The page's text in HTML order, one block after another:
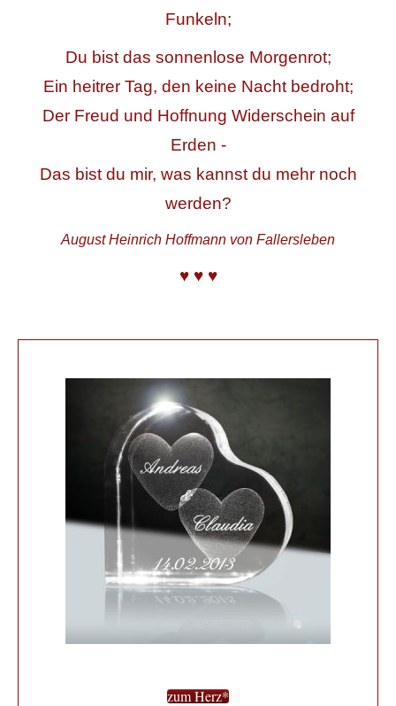
Funkeln;
Du bist das sonnenlose Morgenrot;
Ein heitrer Tag, den keine Nacht bedroht;
Der Freud und Hoffnung Widerschein auf
Erden -
Das bist du mir, was kannst du mehr noch
werden?
August Heinrich Hoffmann von Fallersleben
♥ ♥ ♥
zum Herz*